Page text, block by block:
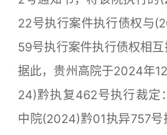
22号执行案件执行债权与
59号执行案件执行债权相互
据此，贵州高院于2024年
24)黔执复462号执行裁定
中院(2024)黔01执异757号